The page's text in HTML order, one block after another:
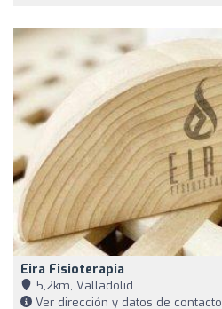
Eira Fisioterapia
5,2km, Valladolid
Ver dirección y datos de contacto